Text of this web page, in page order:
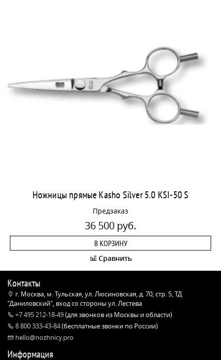
Ножницы прямые Kasho Silver 5.0 KSI-50 S
Предзаказ
36 500 руб.
В КОРЗИНУ
Сравнить
Контакты
г. Москва, м. Тульская, ул. Люсиновская, д. 70, стр. 5, ТД
"Даниловский", вход со стороны ул. Лестева
+7 495 212-18-49(для звонков из Москвы и области)
8 800 333-43-84(бесплатные звонки по России)
hello@nozhnicy.pro
Информация